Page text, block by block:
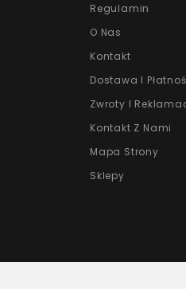
Regulamin
O Nas
Kontakt
Dostawa I
Zwroty I
Kontakt Z Nami
Mapa Strony
Sklepy